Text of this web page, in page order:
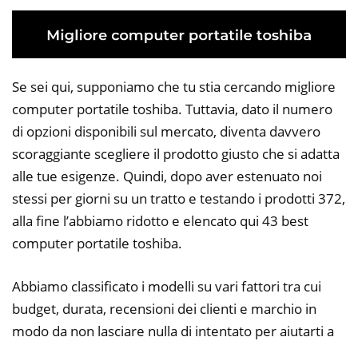
Se sei qui, supponiamo che tu stia cercando migliore
computer portatile toshiba. Tuttavia, dato il numero
di opzioni disponibili sul mercato, diventa davvero
scoraggiante scegliere il prodotto giusto che si adatta
alle tue esigenze. Quindi, dopo aver estenuato noi
stessi per giorni su un tratto e testando i prodotti 372,
alla fine l’abbiamo ridotto e elencato qui 43 best
computer portatile toshiba.
Abbiamo classificato i modelli su vari fattori tra cui
budget, durata, recensioni dei clienti e marchio in
modo da non lasciare nulla di intentato per aiutarti a